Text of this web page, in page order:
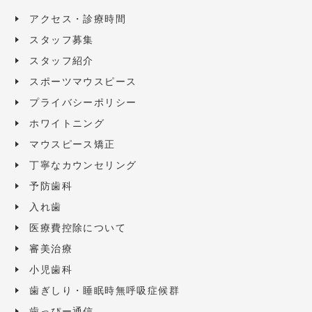
アクセス・診療時間
スタッフ募集
スタッフ紹介
スポーツマウスピース
プライバシーポリシー
ホワイトニング
マウスピース矯正
丁寧なカウンセリング
予防歯科
入れ歯
医療費控除について
審美治療
小児歯科
歯ぎしり・睡眠時無呼吸症候群